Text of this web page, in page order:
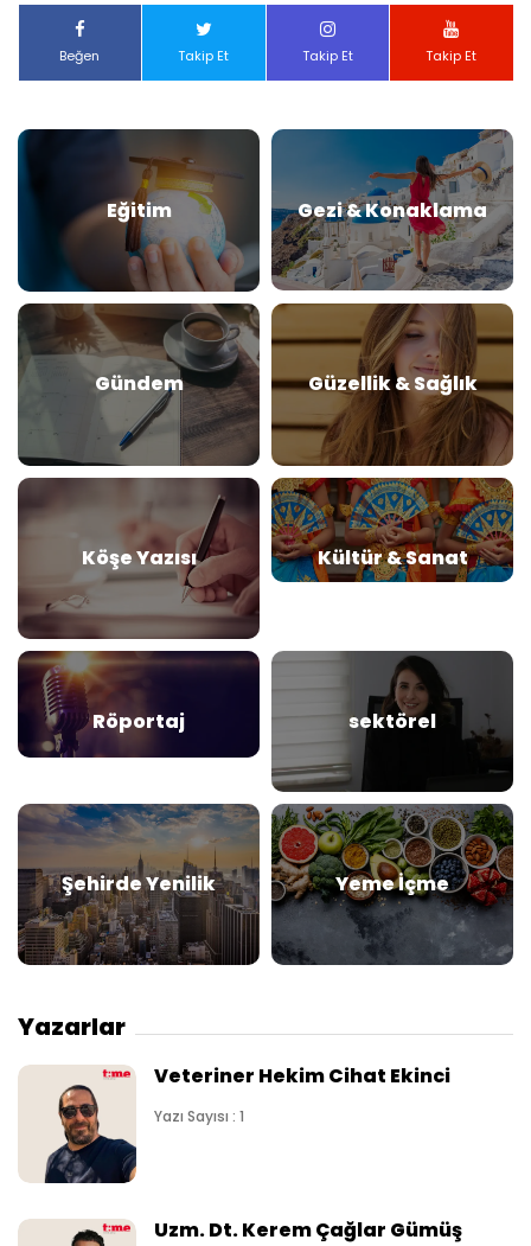
Beğen Takip Et Takip Et Takip Et
Eğitim Gezi & Konaklama
Gündem Güzellik & Sağlık
Köşe Yazısı Kültür & Sanat
Röportaj sektörel
Şehirde Yenilik Yeme İçme
Yazarlar
Veteriner Hekim Cihat Ekinci
Yazı Sayısı : 1
Uzm. Dt. Kerem Çağlar Gümüş